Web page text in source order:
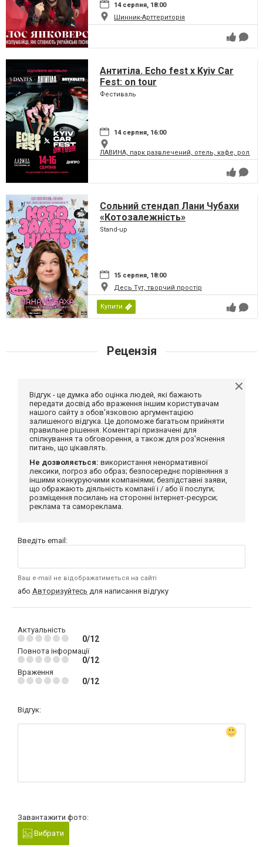
14 серпня, 18:00
Шинник-Арттериторія
Антитіла. Echo fest х Kyiv Car
Fest: on tour
Фестиваль
14 серпня, 16:00
ЛАВИНА, парк развлечений, отель, кафе,
Сольний стендап Лани Чубахи
«Котозалежність»
Stand-up
15 серпня, 18:00
Десь Тут, творчий простір
Купити
Рецензія
Відгук - це думка або оцінка людей, які бажають
передати досвід або враження іншим користувачам
нашого сайту з обов'язковою аргументацією
залишеного відгука. Це допоможе багатьом прийняти
правильне рішення. Коментарі призначені для
спілкування та обговорення, а також для роз'яснення
питань, що цікавлять.
Не дозволяється: використання ненормативної
лексики, погроз або образ; безпосереднє порівняння з
іншими конкуруючими компаніями; безпідставні заяви,
що ображають діяльність компанії і / або її послуги;
розміщення посилань на сторонні інтернет-ресурси;
реклама та самореклама.
Введіть email:
Ваш e-mail не відображатиметься на сайті
або Авторизуйтесь для написання відгуку
Актуальність
0/12
Повнота інформації
0/12
Враження
0/12
Відгук:
Завантажити фото:
Вибрати